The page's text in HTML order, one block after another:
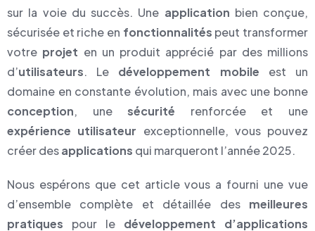
sur la voie du succès. Une application bien conçue,
sécurisée et riche en fonctionnalités peut transformer
votre projet en un produit apprécié par des millions
d’utilisateurs. Le développement mobile est un
domaine en constante évolution, mais avec une bonne
conception, unesécurité renforcée et une
expérience utilisateur exceptionnelle, vous pouvez
créer desapplications qui marqueront l’année 2025.
Nous espérons que cet article vous a fourni une vue
d’ensemble complète et détaillée des meilleures
pratiques pour le développement d’applications